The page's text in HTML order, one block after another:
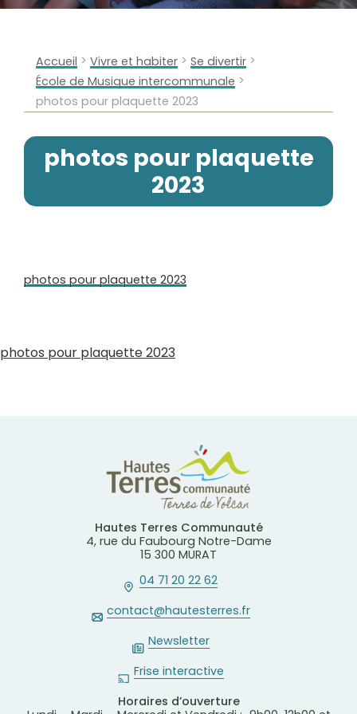
Accueil > Vivre et habiter > Se divertir >
École de Musique intercommunale >
photos pour plaquette 2023
photos pour plaquette
2023
photos pour plaquette 2023
photos pour plaquette 2023
Hautes Terres Communauté
4, rue du Faubourg Notre-Dame
15 300 MURAT
04 71 20 22 62
contact@hautesterres.fr
Newsletter
Frise interactive
Horaires d’ouverture